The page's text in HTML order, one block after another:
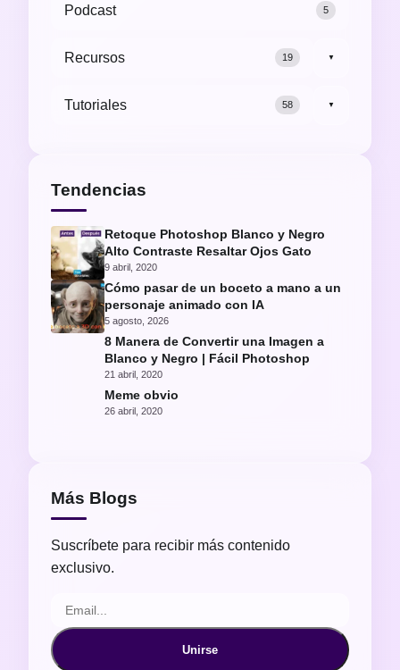
Podcast 5
Recursos 19 ▼
Tutoriales 58 ▼
Tendencias
Retoque Photoshop Blanco y Negro
Alto Contraste Resaltar Ojos Gato
9 abril, 2020
Cómo pasar de un boceto a mano a un
personaje animado con IA
5 agosto, 2026
8 Manera de Convertir una Imagen a
Blanco y Negro | Fácil Photoshop
21 abril, 2020
Meme obvio
26 abril, 2020
Más Blogs
Suscríbete para recibir más contenido
exclusivo.
Unirse